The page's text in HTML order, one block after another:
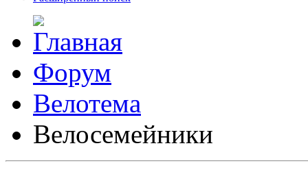
Форум
Велотема
Велосемейники